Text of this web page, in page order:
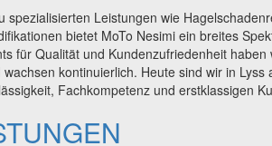
spezialisierten Leistungen wie
bietet MoTo Nesimi ein breites
für Qualität und Kundenzufriedenheit haben
kontinuierlich. Heute sind wir in Lyss
Fachkompetenz und erstklassigen